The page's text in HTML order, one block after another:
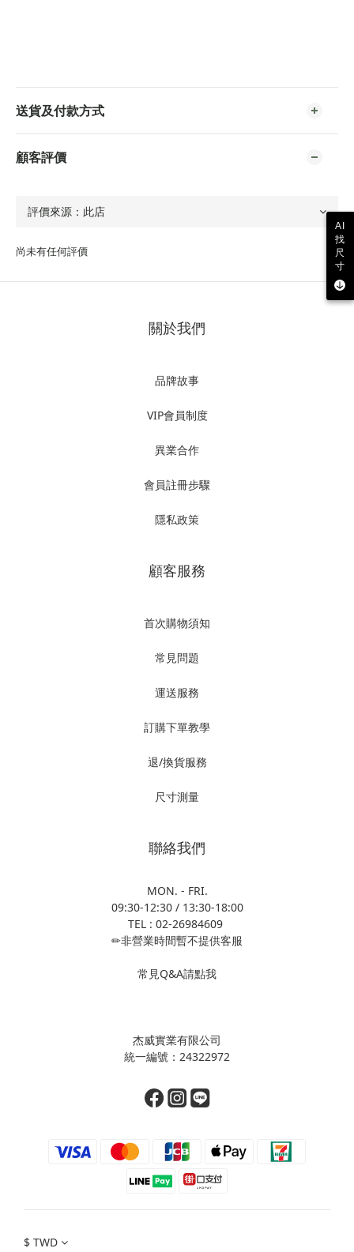
送貨及付款方式
顧客評價
尚未有任何評價
關於我們
品牌故事
VIP會員制度
異業合作
會員註冊步驟
隱私政策
顧客服務
首次購物須知
常見問題
運送服務
訂購下單教學
退/換貨服務
尺寸測量
聯絡我們
MON. - FRI.
09:30-12:30 / 13:30-18:00
TEL : 02-26984609
✏非營業時間暫不提供客服
常見Q&A請點我
杰威實業有限公司
統一編號：24322972
$ TWD
AI
找
尺
寸